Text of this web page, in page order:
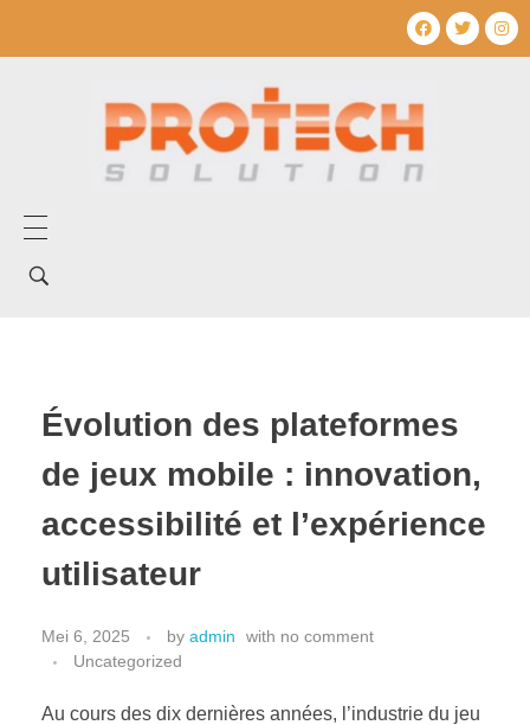
Home
Produk Kami
Mechanical Electrical
Produk Mechanical electrical
PriceList Mechanical electrical
Umum
Elektronik
Handphone & Tablet
Hubungi Kami
Évolution des plateformes
de jeux mobile : innovation,
accessibilité et l’expérience
utilisateur
Mei 6, 2025 by admin with no comment
Uncategorized
Au cours des dix dernières années, l’industrie du jeu